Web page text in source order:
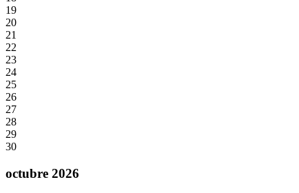
19
20
21
22
23
24
25
26
27
28
29
30
octubre 2026